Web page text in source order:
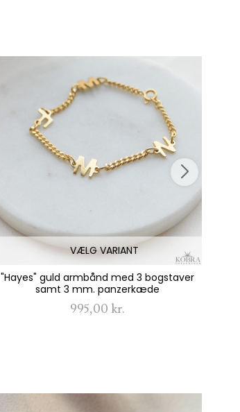
VÆLG VARIANT
"Hayes" guld armbånd med 3 bogstaver
samt 3 mm. panzerkæde
995,00 kr.